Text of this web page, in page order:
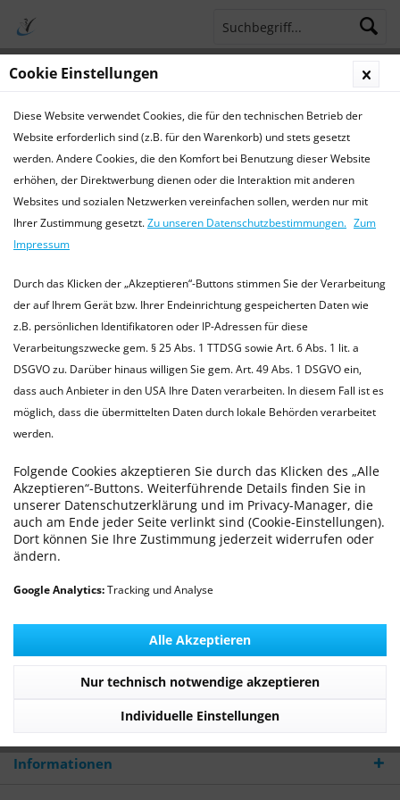
Terminsprechstunde Service Hotline 04421 773770
Haltung
Haltung
Filtern
Artgerechte Haltung
08.06.12 08:01
Hier finden Sie Allgemeines zur Haltung sowie
Informationen zur Käfigeinrichtung.
Mehr lesen
WILLKOMMEN - Die TierarztPraxis Wilhelmshaven
stellt sich vor
Informationen
Cookie Einstellungen
Diese Website verwendet Cookies, die für den technischen Betrieb der
Website erforderlich sind (z.B. für den Warenkorb) und stets gesetzt
werden. Andere Cookies, die den Komfort bei Benutzung dieser Website
erhöhen, der Direktwerbung dienen oder die Interaktion mit anderen
Websites und sozialen Netzwerken vereinfachen sollen, werden nur mit
Ihrer Zustimmung gesetzt.Zu unseren Datenschutzbestimmungen. Zum
Impressum
Durch das Klicken der „Akzeptieren“-Buttons stimmen Sie der Verarbeitung
der auf Ihrem Gerät bzw. Ihrer Endeinrichtung gespeicherten Daten wie
z.B. persönlichen Identifikatoren oder IP-Adressen für diese
Verarbeitungszwecke gem. § 25 Abs. 1 TTDSG sowie Art. 6 Abs. 1 lit. a
DSGVO zu. Darüber hinaus willigen Sie gem. Art. 49 Abs. 1 DSGVO ein,
dass auch Anbieter in den USA Ihre Daten verarbeiten. In diesem Fall ist es
möglich, dass die übermittelten Daten durch lokale Behörden verarbeitet
werden.
Folgende Cookies akzeptieren Sie durch das Klicken des „Alle
Akzeptieren“-Buttons. Weiterführende Details finden Sie in
unserer Datenschutzerklärung und im Privacy-Manager, die
auch am Ende jeder Seite verlinkt sind (Cookie-Einstellungen).
Dort können Sie Ihre Zustimmung jederzeit widerrufen oder
ändern.
Google Analytics:Tracking und Analyse
Individuelle Einstellungen
Nur technisch notwendige akzeptieren
Alle Akzeptieren